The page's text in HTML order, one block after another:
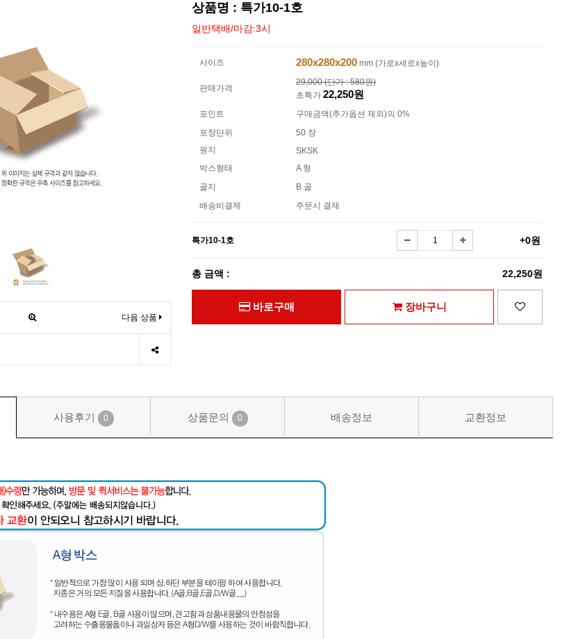
다음 상품
상품명 : 특가10-1호
일반택배/마감:3시
사이즈 280x280x200 mm (가로x세로x높이)
판매가격
29,000 (단가 : 580원)
초특가 22,250원
포인트
구매금액(추가옵션 제외)의 0%
포장단위
50 장
원지
SKSK
박스형태
A 형
골지
B 골
배송비결제
주문시 결제
특가10-1호 +0원
총 금액 : 22,250원
바로구매 장바구니
사용후기 0 상품문의 0 배송정보 교환정보